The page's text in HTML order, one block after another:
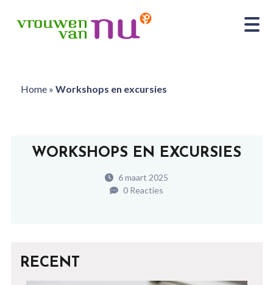
Home» Workshops en excursies
WORKSHOPS EN EXCURSIES
6 maart 2025
0 Reacties
RECENT